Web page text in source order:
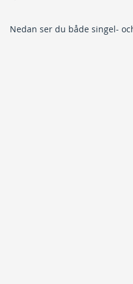
Nedan ser du både singel-